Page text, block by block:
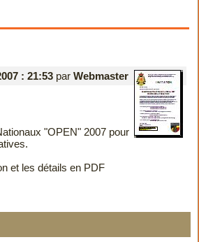
: 21:53par Webmaster
"OPEN" 2007 pour
et les détails en PDF